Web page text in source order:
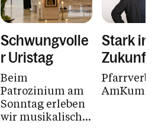
Schwungvolle
r Uristag
Beim
Patrozinium am
Sonntag erleben
wir musikalische
Stark in
Zukunft